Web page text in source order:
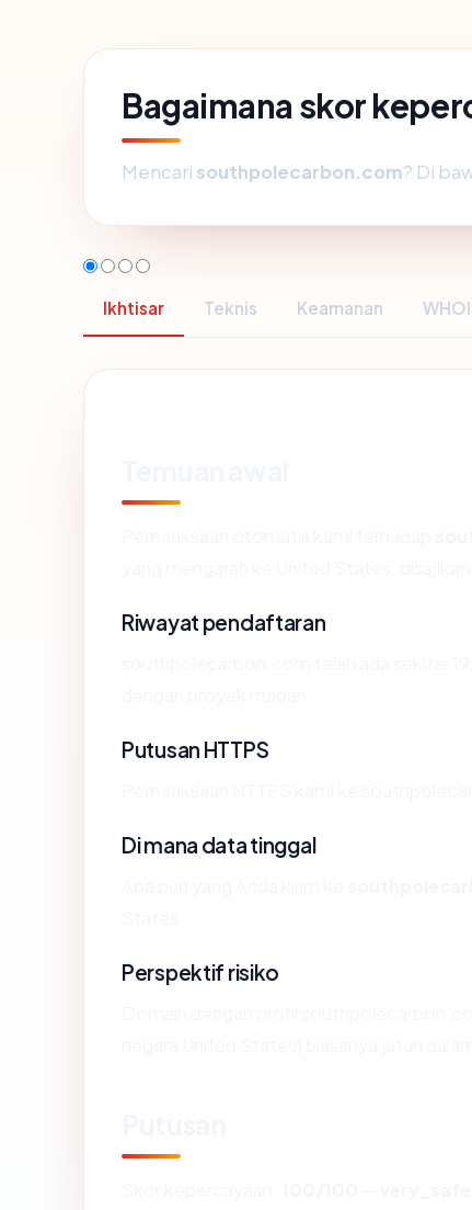
Bagaimana skor
Mencari southpolecarbon.com? Di
Ikhtisar Teknis Keamanan
Riwayat pendaftaran
Putusan HTTPS
Di mana data tinggal
Perspektif risiko